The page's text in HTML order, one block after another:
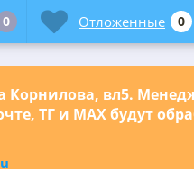
вл5.
ТГ и МАХ будут
0 Отложенные 0